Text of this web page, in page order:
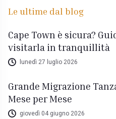
Le ultime dal blog
Cape Town è sicura?
visitarla in tranquillità
lunedì 27 luglio 2026
Grande Migrazione
Mese per Mese
giovedì 04 giugno 2026